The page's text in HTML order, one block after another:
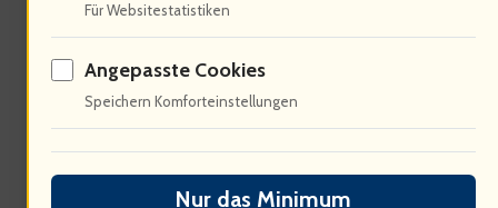
Live-Konzerten
Für Websitestatistiken
Angepasste Cookies
Speichern Komforteinstellungen
Nur das Minimum